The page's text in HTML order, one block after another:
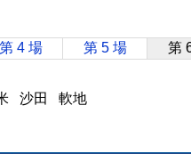
第 4 場 第 5 場 第
沙田 軟地